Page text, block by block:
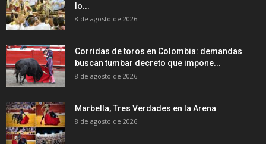
lo...
8 de agosto de 2026
Corridas de toros en Colombia: demandas
buscan tumbar decreto que impone...
8 de agosto de 2026
Marbella, Tres Verdades en la Arena
8 de agosto de 2026